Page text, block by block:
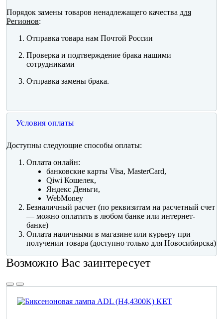
Порядок замены товаров ненадлежащего качества для
Регионов:
Отправка товара нам Почтой России
Проверка и подтверждение брака нашими
сотрудниками
Отправка замены брака.
Условия оплаты
Доступны следующие способы оплаты:
Оплата онлайн:
банковские карты Visa, MasterCard,
Qiwi Кошелек,
Яндекс Деньги,
WebMoney
Безналичный расчет (по реквизитам на расчетный счет
— можно оплатить в любом банке или интернет-
банке)
Оплата наличными в магазине или курьеру при
получении товара (доступно только для Новосибирска)
Возможно Вас заинтересует